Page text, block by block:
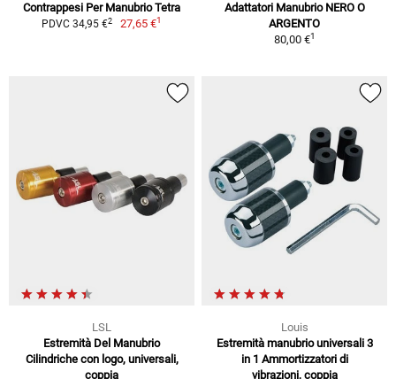
Contrappesi Per Manubrio Tetra
PDVC 34,95 €2 27,65 €1
Adattatori Manubrio NERO O
ARGENTO
80,00 €1
LSL
Estremità Del Manubrio
Cilindriche con logo, universali,
coppia
Louis
Estremità manubrio universali 3
in 1 Ammortizzatori di
vibrazioni, coppia